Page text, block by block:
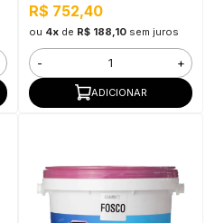
R$ 752,40
ou 4xde R$ 188,10 sem juros
- +
ADICIONAR